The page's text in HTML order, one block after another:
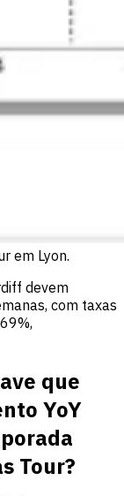
em Lyon.
devem
com taxas
que
YoY
Tour?